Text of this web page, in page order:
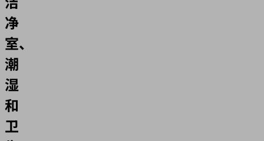
净
室、
潮
湿
和
卫